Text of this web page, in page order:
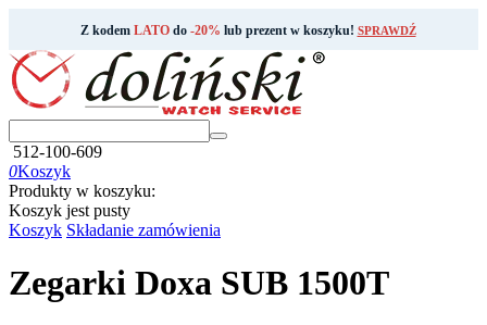
Z kodem LATOdo -20% lub prezent w koszyku! SPRAWDŹ
512-100-609
0Koszyk
Produkty w koszyku:
Koszyk jest pusty
Koszyk Składanie zamówienia
Zegarki Doxa SUB 1500T